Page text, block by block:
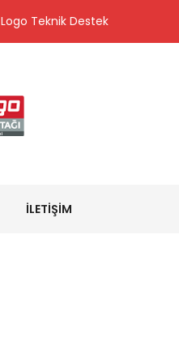
Logo Teknik Destek
İLETİŞİM